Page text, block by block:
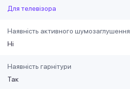
Для телевізора
Наявність активного шумозаглушення
Ні
Наявність гарнітури
Так